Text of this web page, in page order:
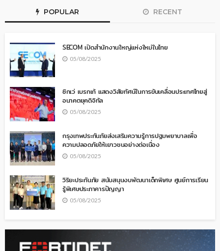
POPULAR RECENT
SECOM เปิดสำนักงานใหญ่แห่งใหม่ในไทย
05/08/2025
ซิกเว่ เบรกเก้ แสดงวิสัยทัศน์ในการขับเคลื่อนประเทศไทยสู่
อนาคตยุคดิจิทัล
05/08/2025
กรุงเทพประกันภัยส่งเสริมความรู้การปฐมพยาบาลเพื่อ
ความปลอดภัยให้เยาวชนอย่างต่อเนื่อง
05/08/2025
วิริยะประกันภัย สนับสนุนงบพัฒนาเด็กพิเศษ ศูนย์การเรียน
รู้พิเศษประภาคารปัญญา
05/08/2025